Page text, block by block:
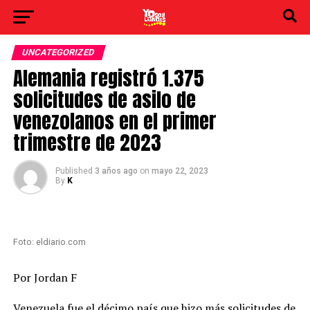
UNCATEGORIZED
Alemania registró 1.375
solicitudes de asilo de
venezolanos en el primer
trimestre de 2023
Published 3 años ago on mayo 22, 2023
By K
Foto: eldiario.com
Por Jordan F